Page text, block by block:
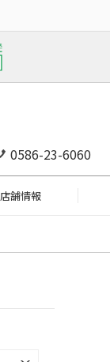
0586-23-6060
店舗情報